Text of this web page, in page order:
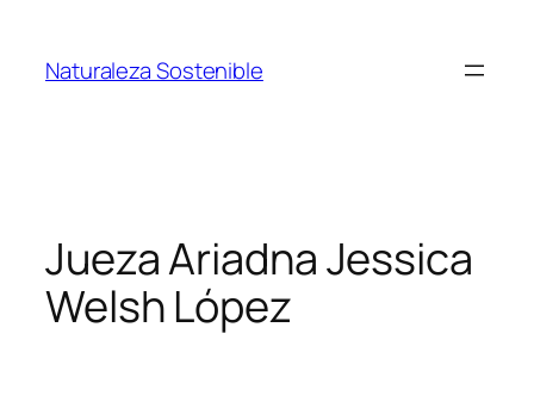
contenido
Naturaleza Sostenible
Jueza Ariadna Jessica
Welsh López